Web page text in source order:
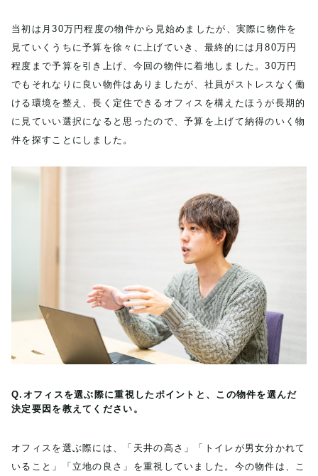
当初は月30万円程度の物件から見始めましたが、実際に物件を
見ていくうちに予算を徐々に上げていき、最終的には月80万円
程度まで予算を引き上げ、今回の物件に着地しました。30万円
でもそれなりに良い物件はありましたが、社員がストレスなく働
ける環境を整え、長く定住できるオフィスを構えたほうが長期的
に見ていい選択になると思ったので、予算を上げて納得のいく物
件を探すことにしました。
Q.オフィスを選ぶ際に重視したポイントと、この物件を選んだ
決定要因を教えてください。
オフィスを選ぶ際には、「天井の高さ」「トイレが男女分かれて
いること」「立地の良さ」を重視していました。今の物件は、こ